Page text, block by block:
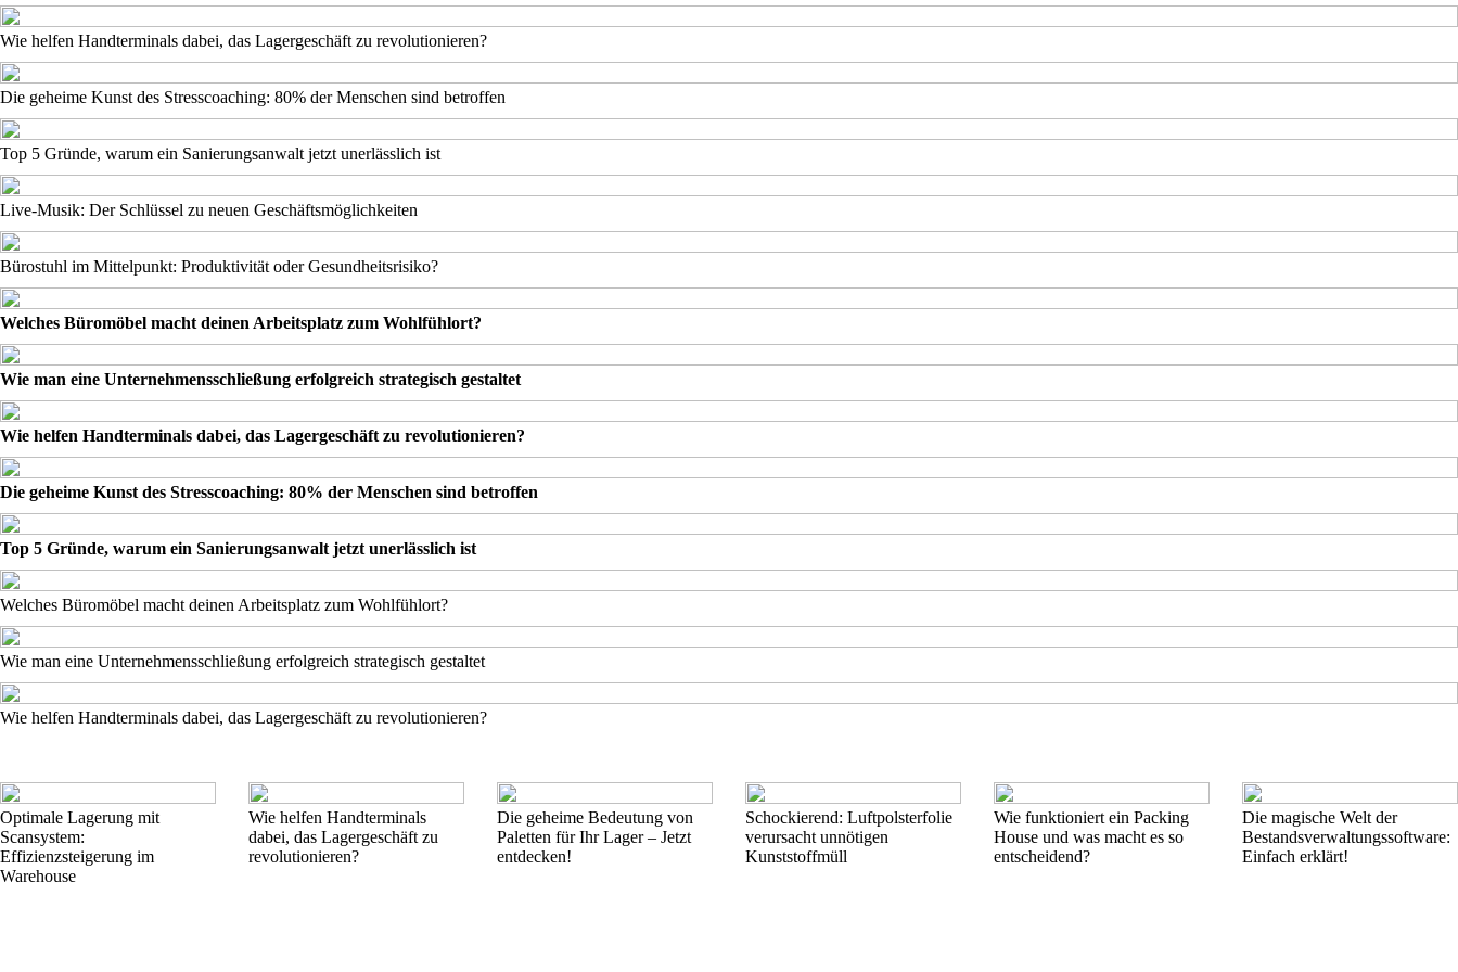
Wie helfen Handterminals dabei, das Lagergeschäft zu revolutionieren?
Die geheime Kunst des Stresscoaching: 80% der Menschen sind betroffen
Top 5 Gründe, warum ein Sanierungsanwalt jetzt unerlässlich ist
Live-Musik: Der Schlüssel zu neuen Geschäftsmöglichkeiten
Bürostuhl im Mittelpunkt: Produktivität oder Gesundheitsrisiko?
Welches Büromöbel macht deinen Arbeitsplatz zum Wohlfühlort?
Wie man eine Unternehmensschließung erfolgreich strategisch gestaltet
Wie helfen Handterminals dabei, das Lagergeschäft zu revolutionieren?
Die geheime Kunst des Stresscoaching: 80% der Menschen sind betroffen
Top 5 Gründe, warum ein Sanierungsanwalt jetzt unerlässlich ist
Welches Büromöbel macht deinen Arbeitsplatz zum Wohlfühlort?
Wie man eine Unternehmensschließung erfolgreich strategisch gestaltet
Wie helfen Handterminals dabei, das Lagergeschäft zu revolutionieren?
Optimale Lagerung mit
Scansystem:
Effizienzsteigerung im
Warehouse
Wie helfen Handterminals
dabei, das Lagergeschäft zu
revolutionieren?
Die geheime Bedeutung von
Paletten für Ihr Lager – Jetzt
entdecken!
Schockierend: Luftpolsterfolie
verursacht unnötigen
Kunststoffmüll
Wie funktioniert ein Packing
House und was macht es so
entscheidend?
Die magische Welt der
Bestandsverwaltungssoftware:
Einfach erklärt!